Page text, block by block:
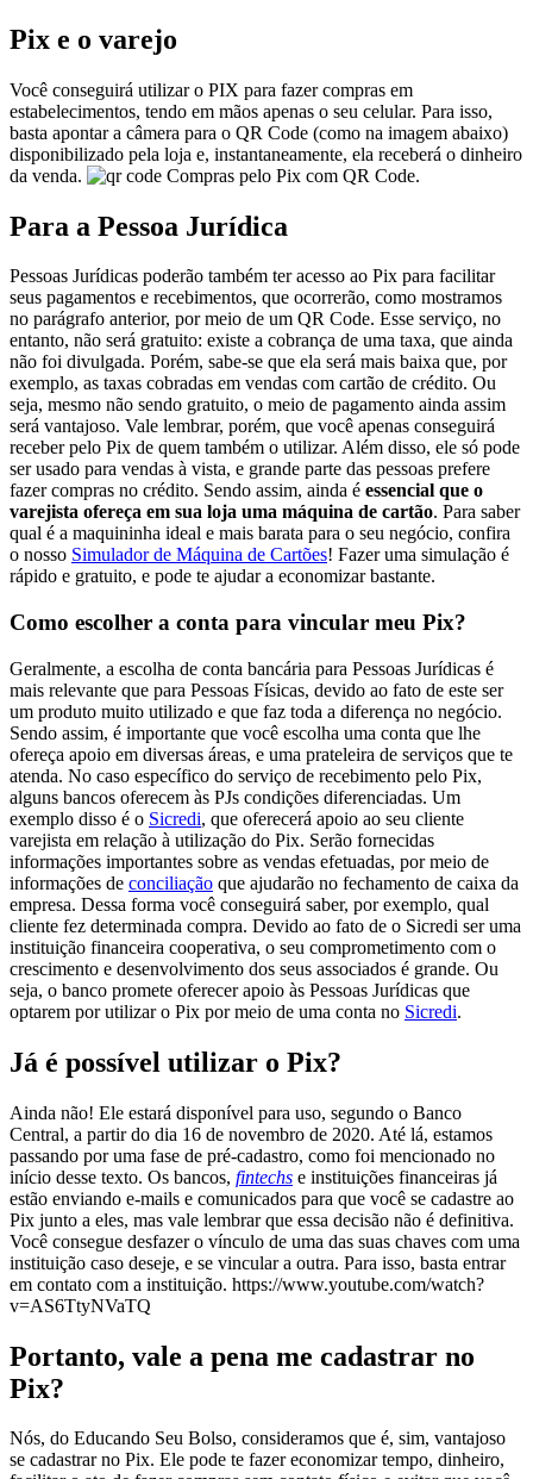
Pix e o varejo
Você conseguirá utilizar o PIX para fazer compras em
estabelecimentos, tendo em mãos apenas o seu celular. Para isso,
basta apontar a câmera para o QR Code (como na imagem abaixo)
disponibilizado pela loja e, instantaneamente, ela receberá o dinheiro
da venda.
Compras pelo Pix com QR Code.
Para a Pessoa Jurídica
Pessoas Jurídicas poderão também ter acesso ao Pix para facilitar
seus pagamentos e recebimentos, que ocorrerão, como mostramos
no parágrafo anterior, por meio de um QR Code. Esse serviço, no
entanto, não será gratuito: existe a cobrança de uma taxa, que ainda
não foi divulgada. Porém, sabe-se que ela será mais baixa que, por
exemplo, as taxas cobradas em vendas com cartão de crédito. Ou
seja, mesmo não sendo gratuito, o meio de pagamento ainda assim
será vantajoso. Vale lembrar, porém, que você apenas conseguirá
receber pelo Pix de quem também o utilizar. Além disso, ele só pode
ser usado para vendas à vista, e grande parte das pessoas prefere
fazer compras no crédito. Sendo assim, ainda é essencial que o
varejista ofereça em sua loja uma máquina de cartão. Para saber
qual é a maquininha ideal e mais barata para o seu negócio, confira
o nosso Simulador de Máquina de Cartões! Fazer uma simulação é
rápido e gratuito, e pode te ajudar a economizar bastante.
Como escolher a conta para vincular meu Pix?
Geralmente, a escolha de conta bancária para Pessoas Jurídicas é
mais relevante que para Pessoas Físicas, devido ao fato de este ser
um produto muito utilizado e que faz toda a diferença no negócio.
Sendo assim, é importante que você escolha uma conta que lhe
ofereça apoio em diversas áreas, e uma prateleira de serviços que te
atenda. No caso específico do serviço de recebimento pelo Pix,
alguns bancos oferecem às PJs condições diferenciadas. Um
exemplo disso é o Sicredi, que oferecerá apoio ao seu cliente
varejista em relação à utilização do Pix. Serão fornecidas
informações importantes sobre as vendas efetuadas, por meio de
informações de conciliação que ajudarão no fechamento de caixa da
empresa. Dessa forma você conseguirá saber, por exemplo, qual
cliente fez determinada compra. Devido ao fato de o Sicredi ser uma
instituição financeira cooperativa, o seu comprometimento com o
crescimento e desenvolvimento dos seus associados é grande. Ou
seja, o banco promete oferecer apoio às Pessoas Jurídicas que
optarem por utilizar o Pix por meio de uma conta no Sicredi.
Já é possível utilizar o Pix?
Ainda não! Ele estará disponível para uso, segundo o Banco
Central, a partir do dia 16 de novembro de 2020. Até lá, estamos
passando por uma fase de pré-cadastro, como foi mencionado no
início desse texto. Os bancos, fintechs e instituições financeiras já
estão enviando e-mails e comunicados para que você se cadastre ao
Pix junto a eles, mas vale lembrar que essa decisão não é definitiva.
Você consegue desfazer o vínculo de uma das suas chaves com uma
instituição caso deseje, e se vincular a outra. Para isso, basta entrar
em contato com a instituição. https://www.youtube.com/watch?
v=AS6TtyNVaTQ
Portanto, vale a pena me cadastrar no
Pix?
Nós, do Educando Seu Bolso, consideramos que é, sim, vantajoso
se cadastrar no Pix. Ele pode te fazer economizar tempo, dinheiro,